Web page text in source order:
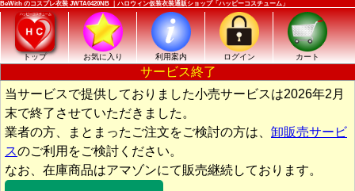
BeWith のコスプレ衣装 JWTA0420NB ｜ハロウィン仮装衣装通販ショップ「ハッピーコスチューム」
トップ お気に入り 利用案内 ログイン カート
サービス終了
当サービスで提供しておりました小売サービスは2026年2月
末で終了させていただきました。
業者の方、まとまったご注文をご検討の方は、 卸販売サービ
スのご利用をご検討ください。
なお、在庫商品はアマゾンにて販売継続しております。